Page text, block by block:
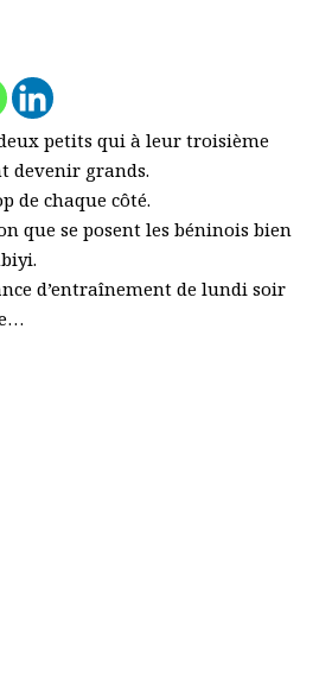
petits qui à leur troisième
devenir grands.
de chaque côté.
que se posent les béninois bien
d’entraînement de lundi soir